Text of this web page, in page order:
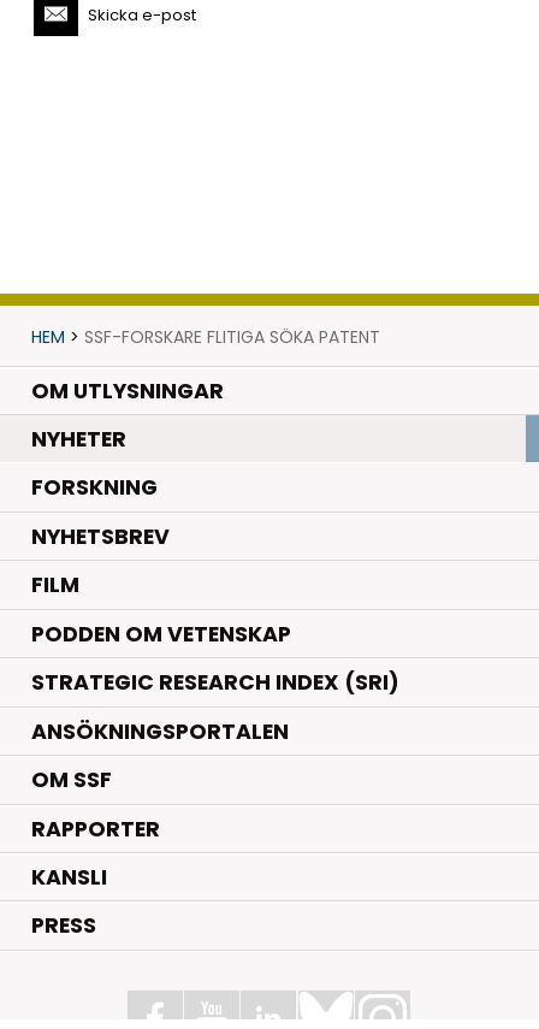
Skicka e-post
HEM > SSF-FORSKARE FLITIGA SÖKA PATENT
OM UTLYSNINGAR
NYHETER.
FORSKNING.
NYHETSBREV
FILM
PODDEN OM VETENSKAP
STRATEGIC RESEARCH INDEX (SRI)
ANSÖKNINGSPORTALEN
OM SSF
RAPPORTER
KANSLI
PRESS